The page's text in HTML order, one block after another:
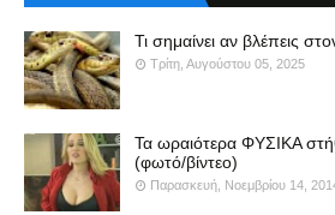
Τι σημαίνει αν βλέπεις
Τρίτη, Αυγούστου 05, 2025
Τα ωραιότερα ΦΥΣΙΚΑ
(φωτό/βίντεο)
Παρασκευή, Νοεμβρίου 14,